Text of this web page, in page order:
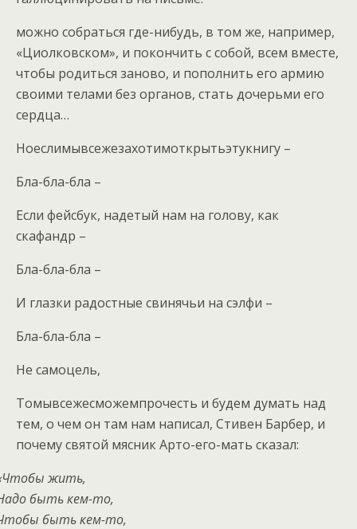
можно собраться где-нибудь, в том же, например,
«Циолковском», и покончить с собой, всем вместе,
чтобы родиться заново, и пополнить его армию
своими телами без органов, стать дочерьми его
сердца…
Ноеслимывсежезахотимоткрытьэтукнигу –
Бла-бла-бла –
Если фейсбук, надетый нам на голову, как
скафандр –
Бла-бла-бла –
И глазки радостные свинячьи на сэлфи –
Бла-бла-бла –
Не самоцель,
Томывсежесможемпрочесть и будем думать над
тем, о чем он там нам написал, Стивен Барбер, и
почему святой мясник Арто-его-мать сказал:
жить,
быть кем-то,
быть кем-то,